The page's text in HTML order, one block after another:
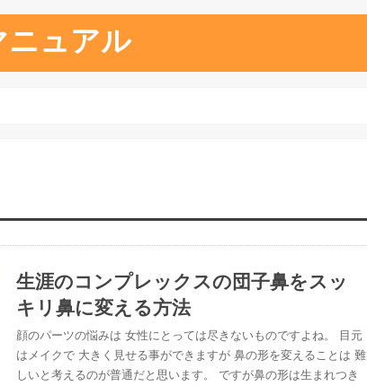
ニュアル
生涯のコンプレックスの団子鼻をスッ
キリ鼻に変える方法
顔のパーツの悩みは 女性にとっては尽きないものですよね。 目元
はメイクで 大きく見せる事ができますが 鼻の形を変えることは 難
しいと考えるのが普通だと思います。 ですが鼻の形は生まれつき